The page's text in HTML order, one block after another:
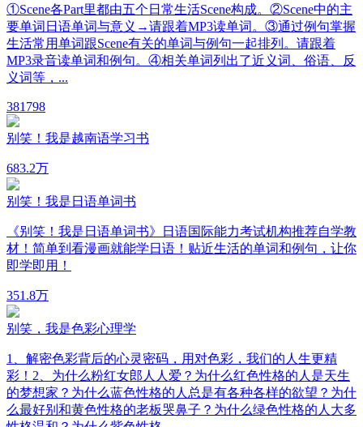
①Scene各Part里都由五个日常生活Scene构成。②Scene中的主
要单词日语单词与意义→请跟着MP3读单词。③通过例句掌握
生活常用单词跟Scene有关的单词与例句一起排列。请跟着
MP3录音读单词和例句。④相关单词列出了近义词、俗语、反
义词等，...
381798
别笑！我是越南语学习书
683.2万
别笑！我是日语单词书
《别笑！我是日语单词书》日语国际能力考试机构推荐自学教
材！简单到看漫画就能学日语！贴近生活的单词和例句，让你
即学即用！
351.8万
别笑，我是色彩心理学
1、解密色彩背后的心灵密码，用对色彩，我们的人生更精
彩！2、为什么粉红女郎人人爱？为什么红色性格的人是天生
的梦想家？为什么蓝色性格的人总是有各种各样的欲望？为什
么最好别和黄色性格的老板哭鼻子？为什么绿色性格的人大多